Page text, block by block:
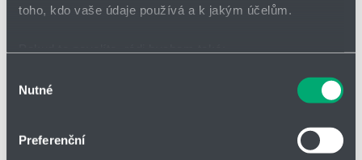
toho, kdo vaše údaje používá a k jakým účelům.
které mohou být přesné na několik metrů
skenování pro konkrétní charakteristiky (otisk prstu)
Zjistěte více o tom, jak zpracováváme vaše osobní
souhlasu
Nutné
Preferenční
Max. dopravní výška
Bez mechanické ucpávky